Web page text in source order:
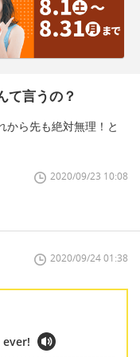
て言うの？
から先も絶対無理！と
2020/09/23 10:08
2020/09/24 01:38